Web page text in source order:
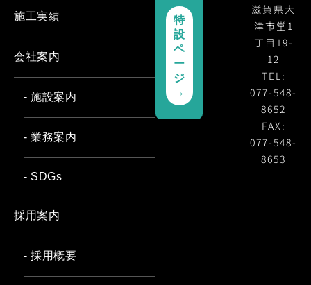
滋賀県大
津市堂1
丁目19-
12
TEL:
077-548-
8652
FAX:
077-548-
8653
特
設
ペ
ー
ジ
→
施工実績
会社案内
- 施設案内
- 業務案内
- SDGs
採用案内
- 採用概要